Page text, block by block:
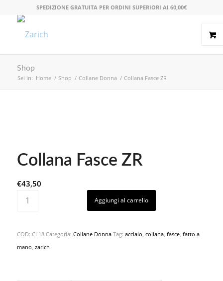
SPEDIZIONE GRATUITA PER ORDINI SUPERIORI AI 60,00€
Shop
Sei in: Home / Shop / Collane Donna / Collana Fasce ZR
Collana Fasce ZR
€43,50
Aggiungi al carrello
COD: CL18 Categoria: Collane Donna Tag: acciaio collana, fasce, fatto a
mano zarich